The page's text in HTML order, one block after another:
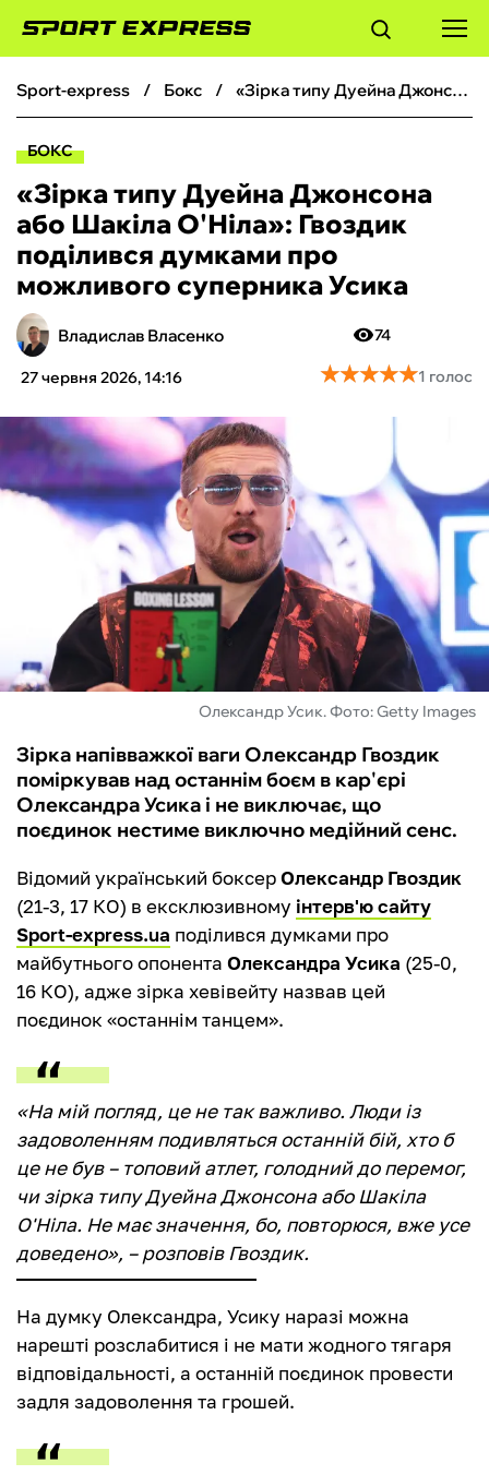
ФУТБОЛ
БОКС
ХОКЕЙ
ТЕНІС
КІБЕРСПОРТ
ЧС-2026
ФУТЗАЛ
БУКМЕКЕРИ
sport-express бокс «Зірка типу Дуейна Джонсона або Шакіла О'Ніла»: Гвоздик поділився думками про можливого суперника Усика
БОКС
«Зірка типу Дуейна Джонсона
або Шакіла О'Ніла»: Гвоздик
поділився думками про
можливого суперника Усика
Владислав Власенко
27 червня 2026, 14:16
74
★★★★★
★★★★★1 голос
Олександр Усик. Фото: Getty Images
Зірка напівважкої ваги Олександр Гвоздик
поміркував над останнім боєм в кар'єрі
Олександра Усика і не виключає, що
поєдинок нестиме виключно медійний сенс.
Відомий український боксерОлександр Гвоздик
(21-3, 17 КО) в ексклюзивному інтерв'ю сайту
Sport-express.ua поділився думками про
майбутнього опонента Олександра Усика (25-0,
16 КО), адже зірка хевівейту назвав цей
поєдинок «останнім танцем».
«На мій погляд, це не так важливо. Люди із
задоволенням подивляться останній бій, хто б
це не був – топовий атлет, голодний до перемог,
чи зірка типу Дуейна Джонсона або Шакіла
О'Ніла. Не має значення, бо, повторюся, вже усе
доведено», – розповів Гвоздик.
На думку Олександра, Усику наразі можна
нарешті розслабитися і не мати жодного тягаря
відповідальності, а останній поєдинок провести
задля задоволення та грошей.